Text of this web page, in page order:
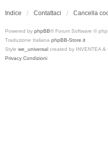
Indice Contattaci Cancella
Powered by phpBB® Forum Software ©
Traduzione Italiana phpBB-Store.it
Style we_universal created by INVENTEA &
Privacy Condizioni